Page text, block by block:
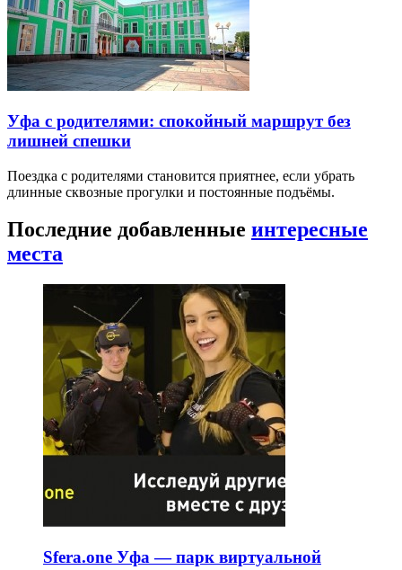
Уфа с родителями: спокойный маршрут без
лишней спешки
Поездка с родителями становится приятнее, если убрать
длинные сквозные прогулки и постоянные подъёмы.
Последние добавленные интересные
места
Sfera.one Уфа — парк виртуальной